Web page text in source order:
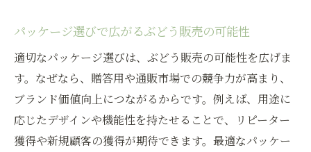
力
ぶどう販売とパッケージ活用で贈る特別な
体験
家族や友人と楽しむぶどう販売のポイント
パッケージが変えるぶどうの保存と味わい
方
パッケージ選びで広がるぶどう販売の可能性
適切なパッケージ選びは、ぶどう販売の可能性を広げま
す。なぜなら、贈答用や通販市場での競争力が高まり、
ブランド価値向上につながるからです。例えば、用途に
応じたデザインや機能性を持たせることで、リピーター
獲得や新規顧客の獲得が期待できます。最適なパッケー